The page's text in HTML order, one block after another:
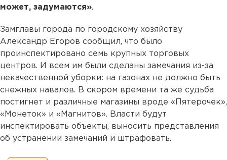
может, задумаются».
Замглавы города по городскому хозяйству
Александр Егоров сообщил, что было
проинспектировано семь крупных торговых
центров. И всем им были сделаны замечания из-за
некачественной уборки: на газонах не должно быть
снежных навалов. В скором времени та же судьба
постигнет и различные магазины вроде «Пятерочек»,
«Монеток» и «Магнитов». Власти будут
инспектировать объекты, выносить представления
об устранении замечаний и штрафовать.